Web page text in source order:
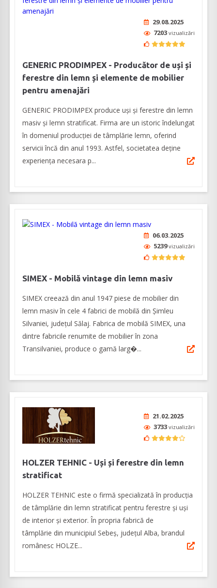
29.08.2025
7203 vizualizări
GENERIC PRODIMPEX - Producător de uși și
ferestre din lemn și elemente de mobilier
pentru amenajări
GENERIC PRODIMPEX produce uşi şi ferestre din lemn
masiv şi lemn stratificat. Firma are un istoric îndelungat
în domeniul producției de tâmplărie lemn, oferind
servicii încă din anul 1993. Astfel, societatea deține
experiența necesara p...
06.03.2025
5239vizualizări
SIMEX - Mobilă vintage din lemn masiv
SIMEX creează din anul 1947 piese de mobilier din
lemn masiv în cele 4 fabrici de mobilă din Șimleu
Silvaniei, județul Sălaj. Fabrica de mobilă SIMEX, una
dintre fabricile renumite de mobilier în zona
Transilvaniei, produce o gamă larg�...
21.02.2025
3733 vizualizări
HOLZER TEHNIC - Uși și ferestre din lemn
stratificat
HOLZER TEHNIC este o firmă specializată în producția
de tâmplărie din lemn stratificat pentru ferestre și uși
de interior și exterior. În propria fabrică de
tâmplărie din municipiul Sebeș, județul Alba, brandul
românesc HOLZE...